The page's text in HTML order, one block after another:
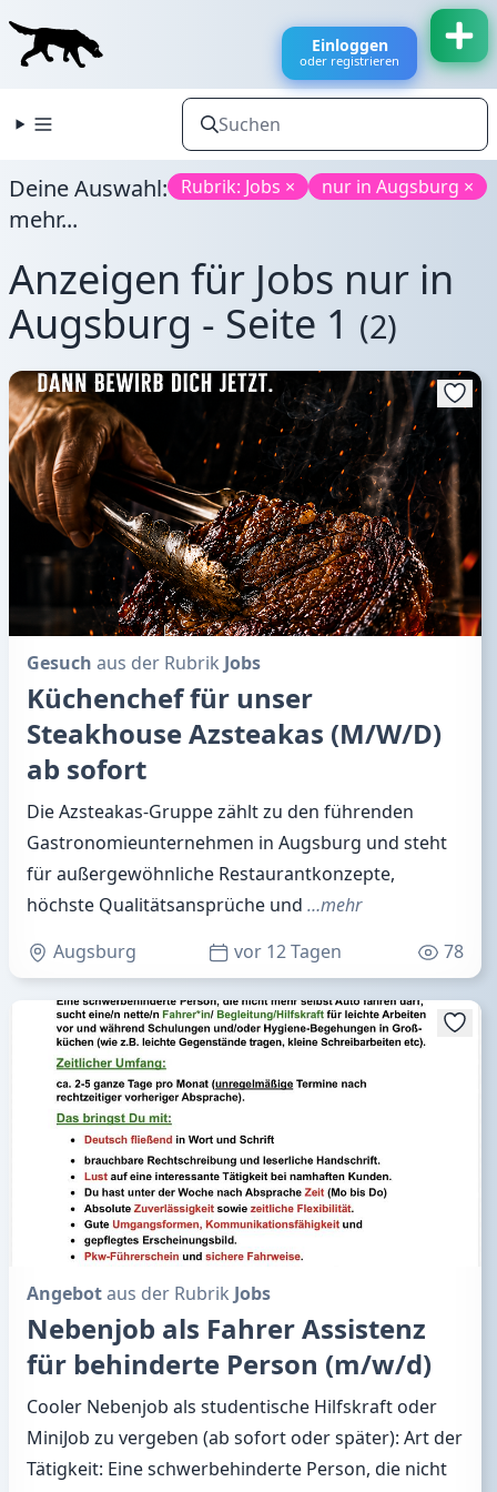
Einloggen
oder registrieren
Deine Auswahl: Rubrik: Jobs × nur in Augsburg ×
mehr...
Anzeigen für Jobs nur in
Augsburg - Seite 1 (2)
Gesuch aus der Rubrik Jobs
Küchenchef für unser
Steakhouse Azsteakas (M/W/D)
ab sofort
Die Azsteakas-Gruppe zählt zu den führenden
Gastronomieunternehmen in Augsburg und steht
für außergewöhnliche Restaurantkonzepte,
höchste Qualitätsansprüche und …mehr
Augsburg
vor 12 Tagen 78
Angebotaus der Rubrik Jobs
Nebenjob als Fahrer Assistenz
für behinderte Person (m/w/d)
Cooler Nebenjob als studentische Hilfskraft oder
MiniJob zu vergeben (ab sofort oder später): Art der
Tätigkeit: Eine schwerbehinderte Person, die nicht